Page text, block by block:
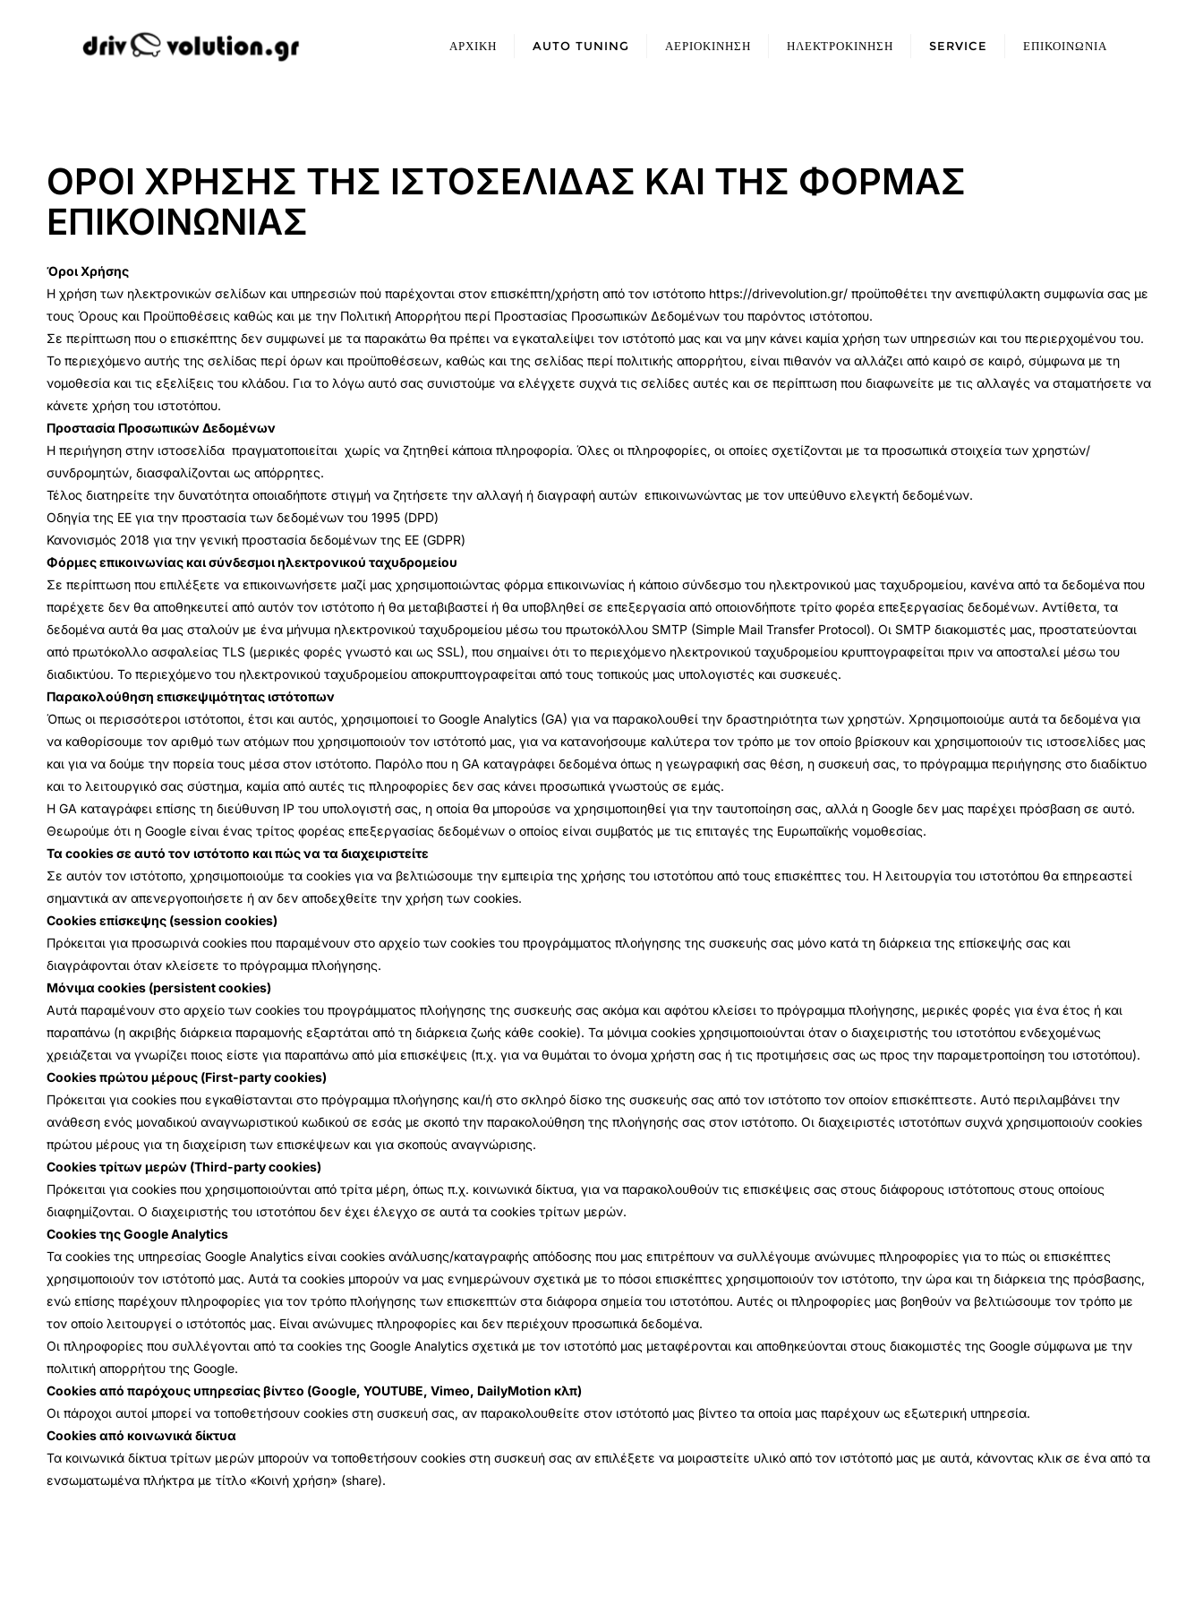
ΑΡΧΙΚΗ AUTO TUNING ΑΕΡΙΟΚΙΝΗΣΗ ΗΛΕΚΤΡΟΚΙΝΗΣΗ SERVICE ΕΠΙΚΟΙΝΩΝΙΑ
ΟΡΟΙ ΧΡΗΣΗΣ ΤΗΣ ΙΣΤΟΣΕΛΙΔΑΣ ΚΑΙ ΤΗΣ ΦΟΡΜΑΣ
ΕΠΙΚΟΙΝΩΝΙΑΣ
Όροι Χρήσης
Η χρήση των ηλεκτρονικών σελίδων και υπηρεσιών πού παρέχονται στον επισκέπτη/χρήστη από τον ιστότοπο https://drivevolution.gr/ προϋποθέτει την ανεπιφύλακτη συμφωνία σας με
τους Όρους και Προϋποθέσεις καθώς και με την Πολιτική Απορρήτου περί Προστασίας Προσωπικών Δεδομένων του παρόντος ιστότοπου.
Σε περίπτωση που ο επισκέπτης δεν συμφωνεί με τα παρακάτω θα πρέπει να εγκαταλείψει τον ιστότοπό μας και να μην κάνει καμία χρήση των υπηρεσιών και του περιερχομένου του.
Το περιεχόμενο αυτής της σελίδας περί όρων και προϋποθέσεων, καθώς και της σελίδας περί πολιτικής απορρήτου, είναι πιθανόν να αλλάζει από καιρό σε καιρό, σύμφωνα με τη
νομοθεσία και τις εξελίξεις του κλάδου. Για το λόγω αυτό σας συνιστούμε να ελέγχετε συχνά τις σελίδες αυτές και σε περίπτωση που διαφωνείτε με τις αλλαγές να σταματήσετε να
κάνετε χρήση του ιστοτόπου.
Προστασία Προσωπικών Δεδομένων
Η περιήγηση στην ιστοσελίδα πραγματοποιείται χωρίς να ζητηθεί κάποια πληροφορία. Όλες οι πληροφορίες, οι οποίες σχετίζονται με τα προσωπικά στοιχεία των χρηστών/
συνδρομητών, διασφαλίζονται ως απόρρητες.
Τέλος διατηρείτε την δυνατότητα οποιαδήποτε στιγμή να ζητήσετε την αλλαγή ή διαγραφή αυτών επικοινωνώντας με τον υπεύθυνο ελεγκτή δεδομένων.
Οδηγία της ΕΕ για την προστασία των δεδομένων του 1995 (DPD)
Κανονισμός 2018 για την γενική προστασία δεδομένων της ΕΕ (GDPR)
Φόρμες επικοινωνίας και σύνδεσμοι ηλεκτρονικού ταχυδρομείου
Σε περίπτωση που επιλέξετε να επικοινωνήσετε μαζί μας χρησιμοποιώντας φόρμα επικοινωνίας ή κάποιο σύνδεσμο του ηλεκτρονικού μας ταχυδρομείου, κανένα από τα δεδομένα που
παρέχετε δεν θα αποθηκευτεί από αυτόν τον ιστότοπο ή θα μεταβιβαστεί ή θα υποβληθεί σε επεξεργασία από οποιονδήποτε τρίτο φορέα επεξεργασίας δεδομένων. Αντίθετα, τα
δεδομένα αυτά θα μας σταλούν με ένα μήνυμα ηλεκτρονικού ταχυδρομείου μέσω του πρωτοκόλλου SMTP (Simple Mail Transfer Protocol). Οι SMTP διακομιστές μας, προστατεύονται
από πρωτόκολλο ασφαλείας TLS (μερικές φορές γνωστό και ως SSL), που σημαίνει ότι το περιεχόμενο ηλεκτρονικού ταχυδρομείου κρυπτογραφείται πριν να αποσταλεί μέσω του
διαδικτύου. Το περιεχόμενο του ηλεκτρονικού ταχυδρομείου αποκρυπτογραφείται από τους τοπικούς μας υπολογιστές και συσκευές.
Παρακολούθηση επισκεψιμότητας ιστότοπων
Όπως οι περισσότεροι ιστότοποι, έτσι και αυτός, χρησιμοποιεί το Google Analytics (GA) για να παρακολουθεί την δραστηριότητα των χρηστών. Χρησιμοποιούμε αυτά τα δεδομένα για
να καθορίσουμε τον αριθμό των ατόμων που χρησιμοποιούν τον ιστότοπό μας, για να κατανοήσουμε καλύτερα τον τρόπο με τον οποίο βρίσκουν και χρησιμοποιούν τις ιστοσελίδες μας
και για να δούμε την πορεία τους μέσα στον ιστότοπο. Παρόλο που η GA καταγράφει δεδομένα όπως η γεωγραφική σας θέση, η συσκευή σας, το πρόγραμμα περιήγησης στο διαδίκτυο
και το λειτουργικό σας σύστημα, καμία από αυτές τις πληροφορίες δεν σας κάνει προσωπικά γνωστούς σε εμάς.
Η GA καταγράφει επίσης τη διεύθυνση IP του υπολογιστή σας, η οποία θα μπορούσε να χρησιμοποιηθεί για την ταυτοποίηση σας, αλλά η Google δεν μας παρέχει πρόσβαση σε αυτό.
Θεωρούμε ότι η Google είναι ένας τρίτος φορέας επεξεργασίας δεδομένων ο οποίος είναι συμβατός με τις επιταγές της Ευρωπαϊκής νομοθεσίας.
Τα cookies σε αυτό τον ιστότοπο και πώς να τα διαχειριστείτε
Σε αυτόν τον ιστότοπο, χρησιμοποιούμε τα cookies για να βελτιώσουμε την εμπειρία της χρήσης του ιστοτόπου από τους επισκέπτες του. Η λειτουργία του ιστοτόπου θα επηρεαστεί
σημαντικά αν απενεργοποιήσετε ή αν δεν αποδεχθείτε την χρήση των cookies.
Cookies επίσκεψης (session cookies)
Πρόκειται για προσωρινά cookies που παραμένουν στο αρχείο των cookies του προγράμματος πλοήγησης της συσκευής σας μόνο κατά τη διάρκεια της επίσκεψής σας και
διαγράφονται όταν κλείσετε το πρόγραμμα πλοήγησης.
Μόνιμα cookies (persistent cookies)
Αυτά παραμένουν στο αρχείο των cookies του προγράμματος πλοήγησης της συσκευής σας ακόμα και αφότου κλείσει το πρόγραμμα πλοήγησης, μερικές φορές για ένα έτος ή και
παραπάνω (η ακριβής διάρκεια παραμονής εξαρτάται από τη διάρκεια ζωής κάθε cookie). Τα μόνιμα cookies χρησιμοποιούνται όταν ο διαχειριστής του ιστοτόπου ενδεχομένως
χρειάζεται να γνωρίζει ποιος είστε για παραπάνω από μία επισκέψεις (π.χ. για να θυμάται το όνομα χρήστη σας ή τις προτιμήσεις σας ως προς την παραμετροποίηση του ιστοτόπου).
Cookies πρώτου μέρους (First-party cookies)
Πρόκειται για cookies που εγκαθίστανται στο πρόγραμμα πλοήγησης και/ή στο σκληρό δίσκο της συσκευής σας από τον ιστότοπο τον οποίον επισκέπτεστε. Αυτό περιλαμβάνει την
ανάθεση ενός μοναδικού αναγνωριστικού κωδικού σε εσάς με σκοπό την παρακολούθηση της πλοήγησής σας στον ιστότοπο. Οι διαχειριστές ιστοτόπων συχνά χρησιμοποιούν cookies
πρώτου μέρους για τη διαχείριση των επισκέψεων και για σκοπούς αναγνώρισης.
Cookies τρίτων μερών (Third-party cookies)
Πρόκειται για cookies που χρησιμοποιούνται από τρίτα μέρη, όπως π.χ. κοινωνικά δίκτυα, για να παρακολουθούν τις επισκέψεις σας στους διάφορους ιστότοπους στους οποίους
διαφημίζονται. Ο διαχειριστής του ιστοτόπου δεν έχει έλεγχο σε αυτά τα cookies τρίτων μερών.
Cookies της Google Analytics
Τα cookies της υπηρεσίας Google Analytics είναι cookies ανάλυσης/καταγραφής απόδοσης που μας επιτρέπουν να συλλέγουμε ανώνυμες πληροφορίες για το πώς οι επισκέπτες
χρησιμοποιούν τον ιστότοπό μας. Αυτά τα cookies μπορούν να μας ενημερώνουν σχετικά με το πόσοι επισκέπτες χρησιμοποιούν τον ιστότοπο, την ώρα και τη διάρκεια της πρόσβασης,
ενώ επίσης παρέχουν πληροφορίες για τον τρόπο πλοήγησης των επισκεπτών στα διάφορα σημεία του ιστοτόπου. Αυτές οι πληροφορίες μας βοηθούν να βελτιώσουμε τον τρόπο με
τον οποίο λειτουργεί ο ιστότοπός μας. Είναι ανώνυμες πληροφορίες και δεν περιέχουν προσωπικά δεδομένα.
Οι πληροφορίες που συλλέγονται από τα cookies της Google Analytics σχετικά με τον ιστοτόπό μας μεταφέρονται και αποθηκεύονται στους διακομιστές της Google σύμφωνα με την
πολιτική απορρήτου της Google.
Cookies από παρόχους υπηρεσίας βίντεο (Google, YOUTUBE, Vimeo, DailyMotion κλπ)
Οι πάροχοι αυτοί μπορεί να τοποθετήσουν cookies στη συσκευή σας, αν παρακολουθείτε στον ιστότοπό μας βίντεο τα οποία μας παρέχουν ως εξωτερική υπηρεσία.
Cookies από κοινωνικά δίκτυα
Τα κοινωνικά δίκτυα τρίτων μερών μπορούν να τοποθετήσουν cookies στη συσκευή σας αν επιλέξετε να μοιραστείτε υλικό από τον ιστότοπό μας με αυτά, κάνοντας κλικ σε ένα από τα
ενσωματωμένα πλήκτρα με τίτλο «Κοινή χρήση» (share).